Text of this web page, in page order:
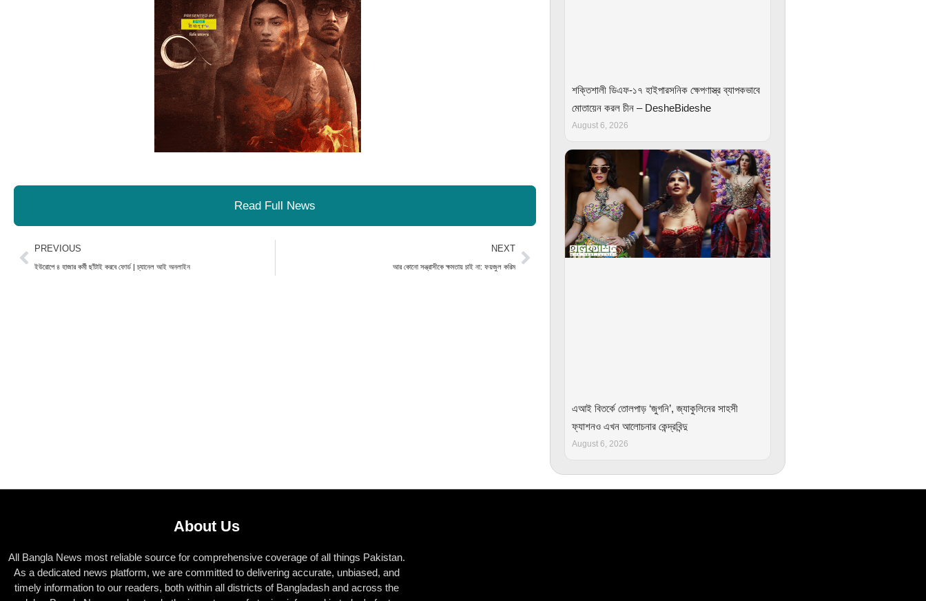
Read Full News
Prev
PREVIOUS
ইউরোপে ৪ হাজার কর্মী ছাঁটাই করবে ফোর্ড | চ্যানেল আই অনলাইন
NEXT
আর কোনো সন্ত্রাসীকে ক্ষমতায় চাই না: ফয়জুল করিম
Next
শক্তিশালী ডিএফ-১৭ হাইপারসনিক ক্ষেপণাস্ত্র ব্যাপকভাবে
মোতায়েন করল চীন – DesheBideshe
August 6, 2026
এআই বিতর্কে তোলপাড় ‘জুগনি’, জ্যাকুলিনের সাহসী
ফ্যাশনও এখন আলোচনার কেন্দ্রবিন্দু
August 6, 2026
About Us
All Bangla News most reliable source for comprehensive coverage of all things Pakistan.
As a dedicated news platform, we are committed to delivering accurate, unbiased, and
timely information to our readers, both within all districts of Bangladash and across the